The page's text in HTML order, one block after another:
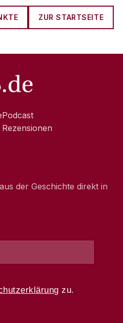
ZUR STARTSEITE
Podcast
Rezensionen
der Geschichte direkt in